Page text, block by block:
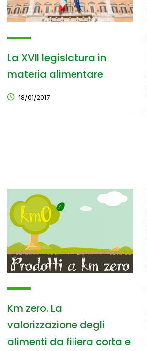
La XVII legislatura in
materia alimentare
18/01/2017
Km zero. La
valorizzazione degli
alimenti da filiera corta e